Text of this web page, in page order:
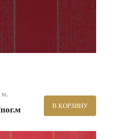
м.
В КОРЗИНУ